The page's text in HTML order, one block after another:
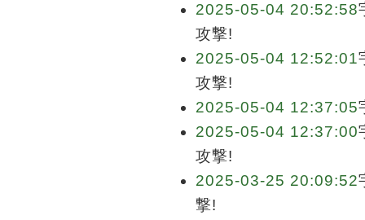
2025-05-04 20:52:58
攻撃!
2025-05-04 12:52:01
攻撃!
2025-05-04 12:37:05
2025-05-04 12:37:00
攻撃!
2025-03-25 20:09:52
撃!